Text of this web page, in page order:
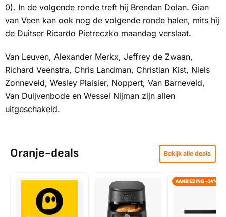
0). In de volgende ronde treft hij Brendan Dolan. Gian
van Veen kan ook nog de volgende ronde halen, mits hij
de Duitser Ricardo Pietreczko maandag verslaat.
Van Leuven, Alexander Merkx, Jeffrey de Zwaan,
Richard Veenstra, Chris Landman, Christian Kist, Niels
Zonneveld, Wesley Plaisier, Noppert, Van Barneveld,
Van Duijvenbode en Wessel Nijman zijn allen
uitgeschakeld.
Oranje-deals Bekijk alle deals
AANBIEDING -14%